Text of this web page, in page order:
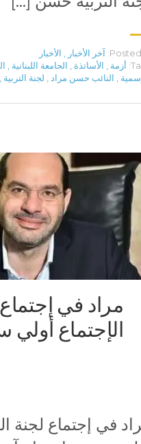
Posted آخر الأخبار
الأخبار
أزمة الأساتذة الحامعة اللبنانية
النائب حسن مراد لجنة التربية
مراد في إجتماع
الإجتماع أولي
في إجتماع لجنة